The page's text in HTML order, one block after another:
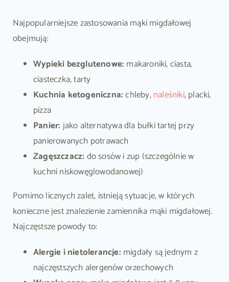
Najpopularniejsze zastosowania mąki migdałowej
obejmują:
Wypieki bezglutenowe: makaroniki, ciasta,
ciasteczka, tarty
Kuchnia ketogeniczna:chleby,naleśniki, placki,
pizza
Panier: jako alternatywa dla bułki tartej przy
panierowanych potrawach
Zagęszczacz: do sosów i zup (szczególnie w
kuchni niskowęglowodanowej)
Pomimo licznych zalet, istnieją sytuacje, w których
konieczne jest znalezienie zamiennika mąki migdałowej.
Najczęstsze powody to:
Alergie i nietolerancje: migdały są jednym z
najczęstszych alergenów orzechowych